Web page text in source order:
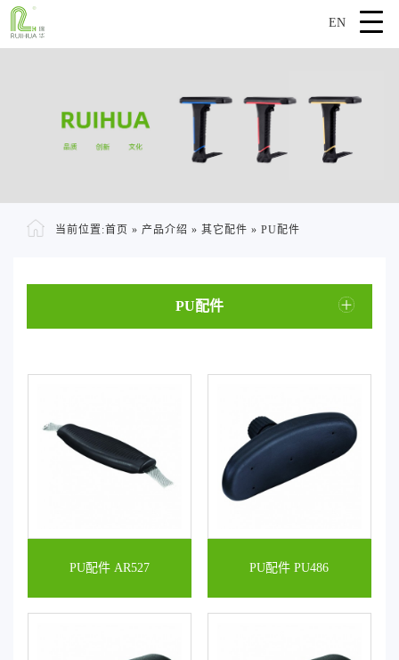
EN
当前位置:首页 » 产品介绍 » 其它配件 » PU配件
PU配件
PU配件 AR527 PU配件 PU486